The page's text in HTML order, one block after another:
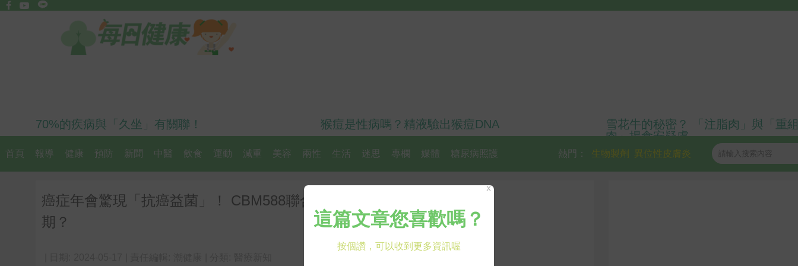
70%的疾病與「久坐」有關聯！ 猴痘是性病嗎？精液驗出猴痘DNA
雪花牛的秘密？ 「注脂肉」與「重
肉」揭食安疑慮
首頁 報導 健康 預防 新聞 中醫 飲食 運動 減重 美容 兩性 生活 迷思 專欄 媒體 糖尿病照護 異位性皮膚炎
生物製劑
熱門：
癌症年會驚現「抗癌益菌」！ CBM588聯合免疫療法延長肺癌存活
期？
X